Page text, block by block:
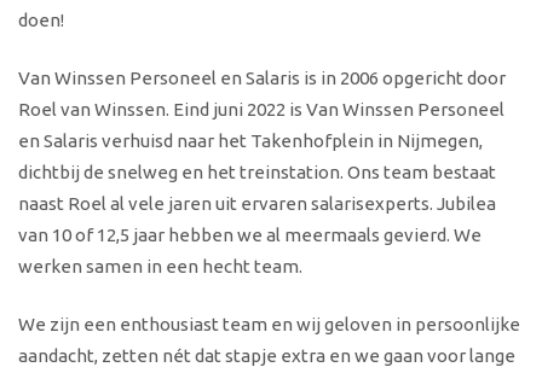
doen!
Van Winssen Personeel en Salaris is in 2006 opgericht door
Roel van Winssen. Eind juni 2022 is Van Winssen Personeel
en Salaris verhuisd naar het Takenhofplein in Nijmegen,
dichtbij de snelweg en het treinstation. Ons team bestaat
naast Roel al vele jaren uit ervaren salarisexperts. Jubilea
van 10 of 12,5 jaar hebben we al meermaals gevierd. We
werken samen in een hecht team.
We zijn een enthousiast team en wij geloven in persoonlijke
aandacht, zetten nét dat stapje extra en we gaan voor lange